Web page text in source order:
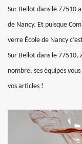
Sur Bellot dans le 77510
de Nancy. Et puisque
verre École de Nancy
Sur Bellot dans le 77510,
nombre, ses équipes
vos articles !